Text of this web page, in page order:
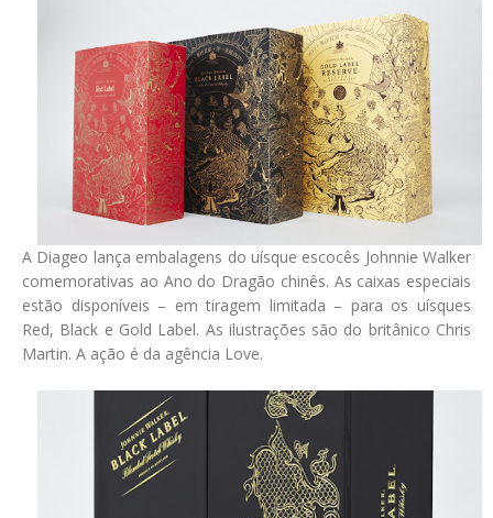
A Diageo lança embalagens do uísque escocês Johnnie Walker
comemorativas ao Ano do Dragão chinês. As caixas especiais
estão disponíveis – em tiragem limitada – para os uísques
Red, Black e Gold Label. As ilustrações são do britânico Chris
Martin. A ação é da agência Love.